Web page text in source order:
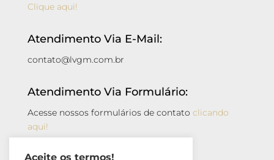
Clique aqui!
Atendimento Via E-Mail:
contato@lvgm.com.br
Atendimento Via Formulário:
Acesse nossos formulários de contato clicando
aqui!
Aceite os termos!